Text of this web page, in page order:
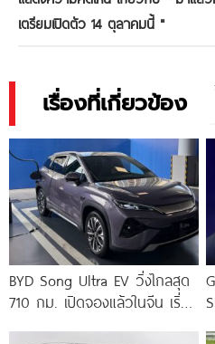
เตรียมเปิดตัว 14 ตุลาคมนี้ "
เรื่องที่เกี่ยวข้อง
BYD Song Ultra EV วิ่งไกลสุด
710 กม. เปิดจองแล้วในจีน เริ่ม